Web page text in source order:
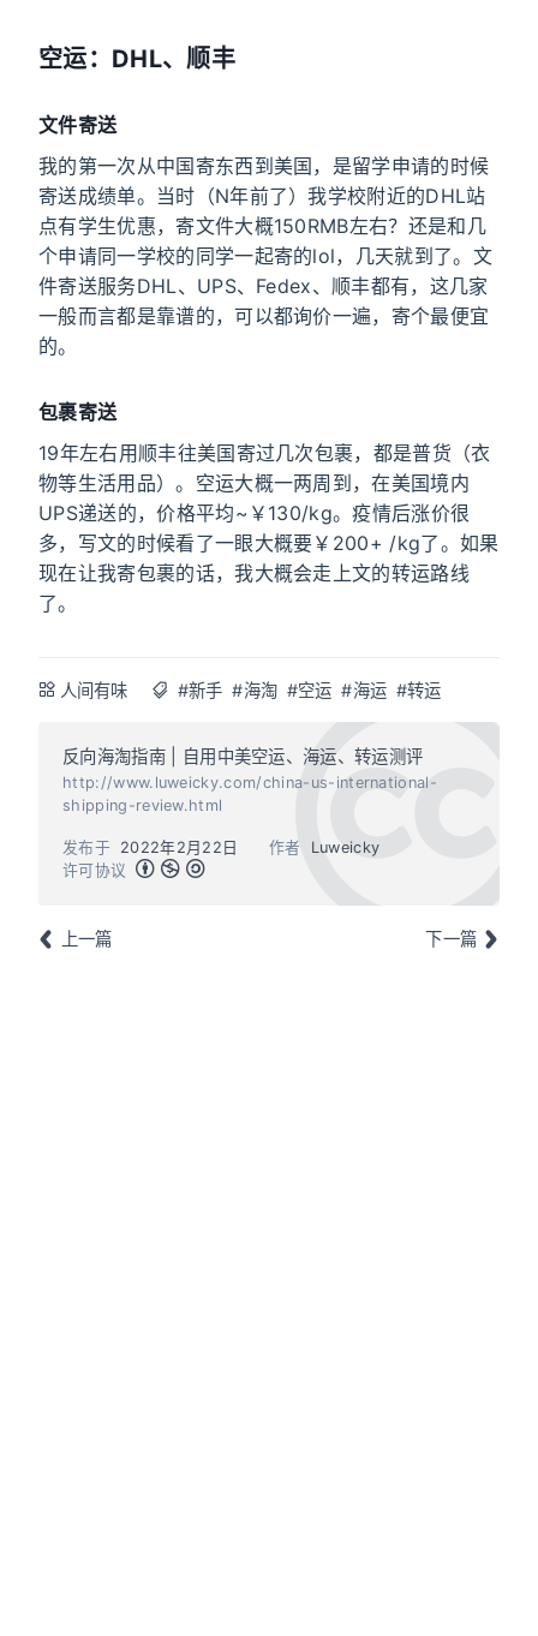
空运：DHL、顺丰
文件寄送
我的第一次从中国寄东西到美国，是留学申请的时候
寄送成绩单。当时（N年前了）我学校附近的DHL站
点有学生优惠，寄文件大概150RMB左右？还是和几
个申请同一学校的同学一起寄的lol，几天就到了。文
件寄送服务DHL、UPS、Fedex、顺丰都有，这几家
一般而言都是靠谱的，可以都询价一遍，寄个最便宜
的。
包裹寄送
19年左右用顺丰往美国寄过几次包裹，都是普货（衣
物等生活用品）。空运大概一两周到，在美国境内
UPS递送的，价格平均~￥130/kg。疫情后涨价很
多，写文的时候看了一眼大概要￥200+ /kg了。如果
现在让我寄包裹的话，我大概会走上文的转运路线
了。
人间有味 #新手 #海淘 #空运 #海运 #转运
反向海淘指南 | 自用中美空运、海运、转运测评
http://www.luweicky.com/china-us-international-
shipping-review.html
作者 Luweicky
发布于
2022年2月22日
许可协议
上一篇 下一篇